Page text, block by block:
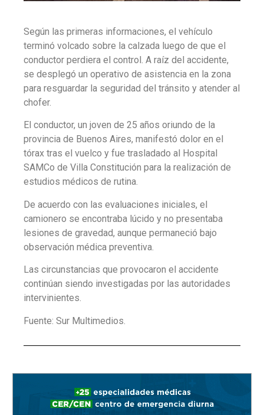
Según las primeras informaciones, el vehículo
terminó volcado sobre la calzada luego de que el
conductor perdiera el control. A raíz del accidente,
se desplegó un operativo de asistencia en la zona
para resguardar la seguridad del tránsito y atender al
chofer.
El conductor, un joven de 25 años oriundo de la
provincia de Buenos Aires, manifestó dolor en el
tórax tras el vuelco y fue trasladado al Hospital
SAMCo de Villa Constitución para la realización de
estudios médicos de rutina.
De acuerdo con las evaluaciones iniciales, el
camionero se encontraba lúcido y no presentaba
lesiones de gravedad, aunque permaneció bajo
observación médica preventiva.
Las circunstancias que provocaron el accidente
continúan siendo investigadas por las autoridades
intervinientes.
Fuente: Sur Multimedios.